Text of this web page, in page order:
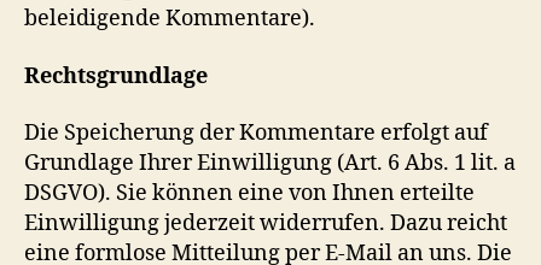
beleidigende Kommentare).
Rechtsgrundlage
Die Speicherung der Kommentare erfolgt auf
Grundlage Ihrer Einwilligung (Art. 6 Abs. 1 lit. a
DSGVO). Sie können eine von Ihnen erteilte
Einwilligung jederzeit widerrufen. Dazu reicht
eine formlose Mitteilung per E-Mail an uns. Die